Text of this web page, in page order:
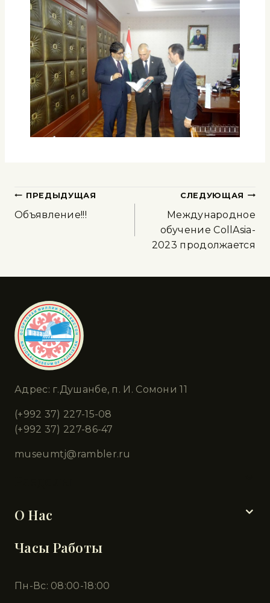
ПРЕДЫДУЩАЯ
Объявление!!!
СЛЕДУЮЩАЯ
Международное
обучение CollAsia-
2023 продолжается
Адрес: г.Душанбе, п. И. Сомони 11
(+992 37) 227-15-08
(+992 37) 227-86-47
museumtj@rambler.ru
О Нас
Часы Работы
Пн-Вс: 08:00-18:00